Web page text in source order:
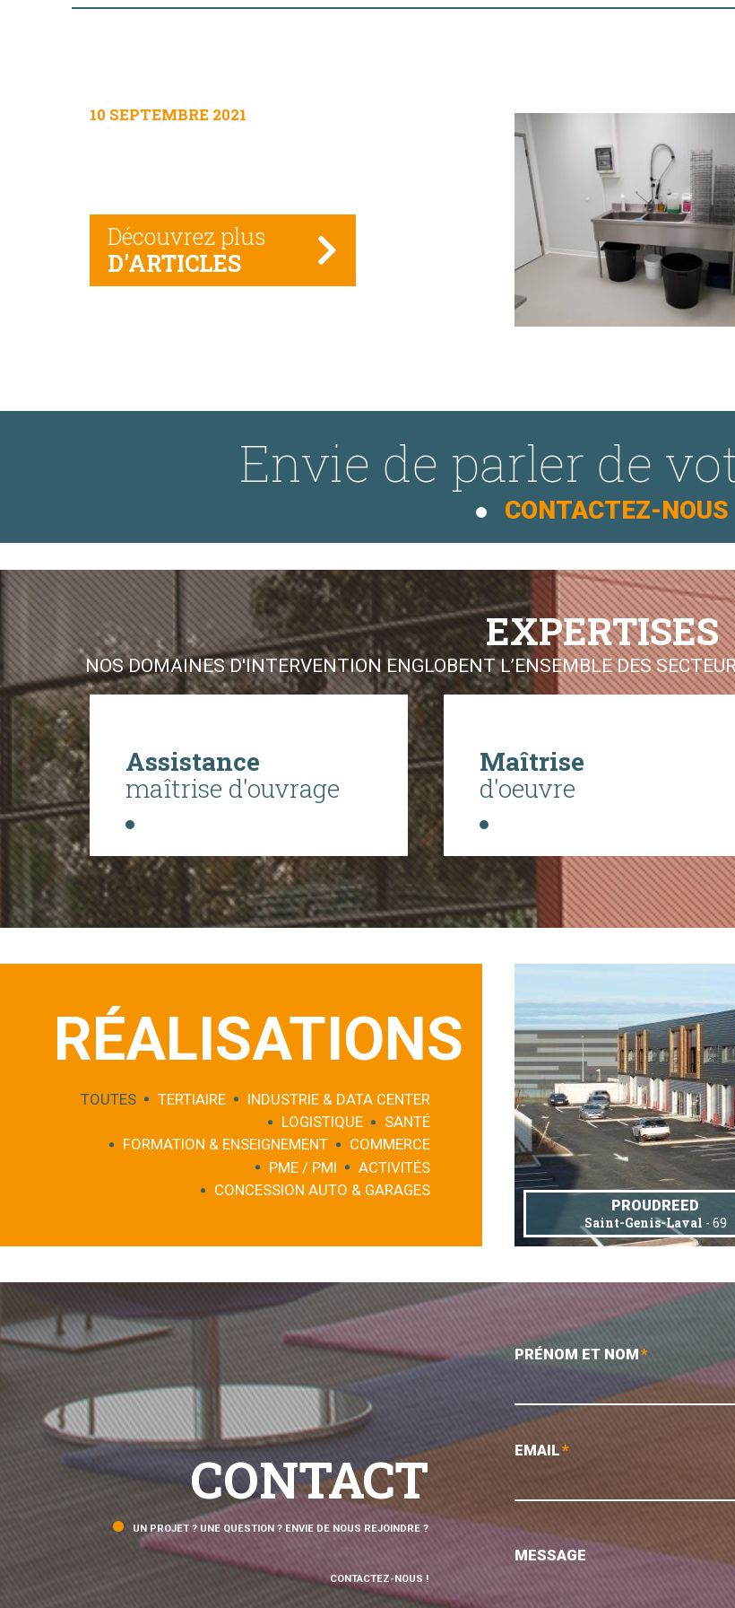
10 SEPTEMBRE 2021
Découvrez plus
D'ARTICLES
Envie de parler de
CONTACTEZ-NOUS
EXPERTISES
NOS DOMAINES D'INTERVENTION ENGLOBENT L’ENSEMBLE DES
Assistance
maîtrise d'ouvrage
Maîtrise
d'oeuvre
RÉALISATIONS
TOUTES TERTIAIRE
INDUSTRIE & DATA CENTER
LOGISTIQUE
SANTÉ
FORMATION & ENSEIGNEMENT
COMMERCE
PME / PMI
ACTIVITÉS
CONCESSION AUTO & GARAGES
PROUDREED
Saint-Genis-Laval - 69
CONTACT
UN PROJET ? UNE QUESTION ? ENVIE DE NOUS REJOINDRE ?
CONTACTEZ-NOUS !
PRÉNOM ET NOM*
EMAIL*
MESSAGE